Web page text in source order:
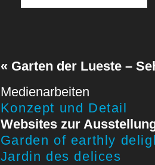
« Garten der Lueste –
Medienarbeiten
Konzept und Detail
Websites zur
Garden of earthly
Jardin des delices